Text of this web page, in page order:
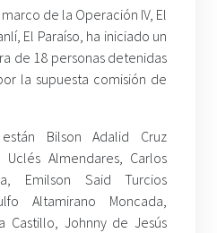
de la Operación IV, El
El Paraíso, ha iniciado un
de 18 personas detenidas
la supuesta comisión de
Bilson Adalid Cruz
Almendares, Carlos
Emilson Said Turcios
Altamirano Moncada,
Castillo, Johnny de Jesús